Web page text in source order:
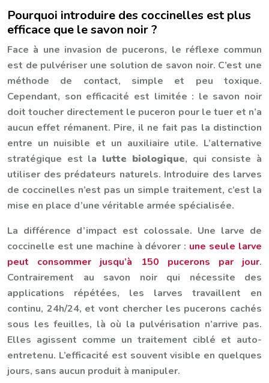
Pourquoi introduire des coccinelles est plus
efficace que le savon noir ?
Face à une invasion de pucerons, le réflexe commun
est de pulvériser une solution de savon noir. C’est une
méthode de contact, simple et peu toxique.
Cependant, son efficacité est limitée : le savon noir
doit toucher directement le puceron pour le tuer et n’a
aucun effet rémanent. Pire, il ne fait pas la distinction
entre un nuisible et un auxiliaire utile. L’alternative
stratégique est la lutte biologique, qui consiste à
utiliser des prédateurs naturels. Introduire des larves
de coccinelles n’est pas un simple traitement, c’est la
mise en place d’une véritable armée spécialisée.
La différence d’impact est colossale. Une larve de
coccinelle est une machine à dévorer : une seule larve
peut consommer jusqu’à 150 pucerons par jour.
Contrairement au savon noir qui nécessite des
applications répétées, les larves travaillent en
continu, 24h/24, et vont chercher les pucerons cachés
sous les feuilles, là où la pulvérisation n’arrive pas.
Elles agissent comme un traitement ciblé et auto-
entretenu. L’efficacité est souvent visible en quelques
jours, sans aucun produit à manipuler.